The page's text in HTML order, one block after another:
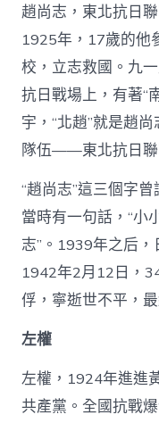
趙尚志，東北抗日
1925年，17歲的他
校，立志救國。九
抗日戰場上，有著“
宇，“北趙”就是趙
隊伍——東北抗日聯
“趙尚志”這三個字
當時有一句話，“小
志”。1939年之后
1942年2月12日，
俘，寧逝世不平，
左權
左權，1924年進進
共產黨。全國抗戰